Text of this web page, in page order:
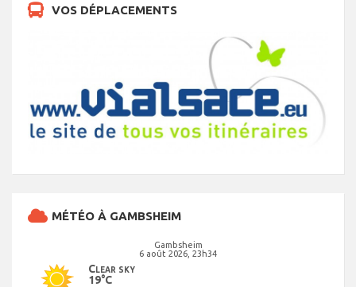
VOS DÉPLACEMENTS
MÉTÉO À GAMBSHEIM
Gambsheim
6 août 2026, 23h34
Clear sky
19°C